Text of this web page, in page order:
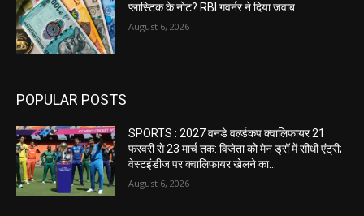
प्लास्टिक के नोट? RBI गवर्नर ने दिया जवाब
August 6, 2026
POPULAR POSTS
SPORTS : 2027 वनडे वर्ल्डकप क्वालिफायर 21
फरवरी से 23 मार्च तक: विजेता को मेन ड्रॉ में सीधी एंट्री;
वेस्टइंडीज पर क्वालिफायर खेलने का...
August 6, 2026